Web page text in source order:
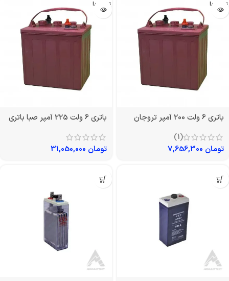
تمام شد!
باتری 6 ولت 200 آمپر تروجان
(1)
تومان
تمام شد!
باتری 6 ولت 225 آمپر صبا باتری
تومان